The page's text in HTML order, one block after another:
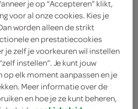
je op “Accepteren” klikt,
voor al onze cookies. Kies je
worden alleen de strikt
en prestatiecookies
je zelf je voorkeuren wil instellen
instellen”. Je kunt jouw
elk moment aanpassen en je
Meer informatie over de
en hoe je ze kunt beheren,